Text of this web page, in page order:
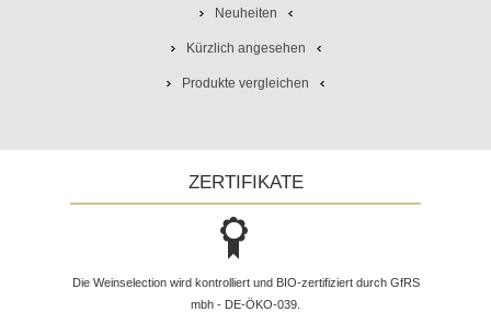
Neuheiten
Kürzlich angesehen
Produkte vergleichen
ZERTIFIKATE
Die Weinselection wird kontrolliert und BIO-zertifiziert durch GfRS
mbh - DE-ÖKO-039.